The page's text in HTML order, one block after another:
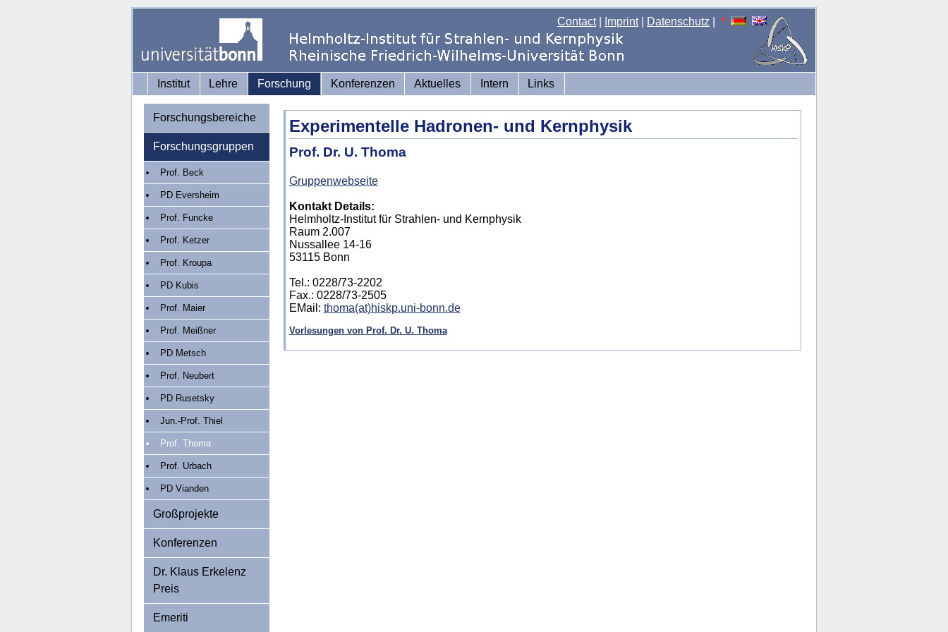
Contact| Imprint| Datenschutz
Institut Lehre Forschung Konferenzen Aktuelles Intern Links
Forschungsbereiche
Forschungsgruppen
Prof. Beck
PD Eversheim
Prof. Funcke
Prof. Ketzer
Prof. Kroupa
PD Kubis
Prof. Maier
Prof. Meißner
PD Metsch
Prof. Neubert
PD Rusetsky
Jun.-Prof. Thiel
Prof. Thoma
Prof. Urbach
PD Vianden
Großprojekte
Konferenzen
Dr. Klaus Erkelenz
Preis
Emeriti
Experimentelle Hadronen- und Kernphysik
Prof. Dr. U. Thoma
Gruppenwebseite
Kontakt Details:
Helmholtz-Institut für Strahlen- und Kernphysik
Raum 2.007
Nussallee 14-16
53115 Bonn
Tel.: 0228/73-2202
Fax.: 0228/73-2505
EMail: thoma(at)hiskp.uni-bonn.de
Vorlesungen von Prof. Dr. U. Thoma